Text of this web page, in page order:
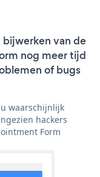
bijwerken van de
nog meer tijd
of bugs
waarschijnlijk
hackers
Form